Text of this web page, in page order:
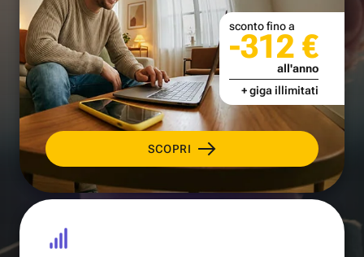
SCOPRI
sconto fino a
-312 €
all'anno
+ giga illimitati